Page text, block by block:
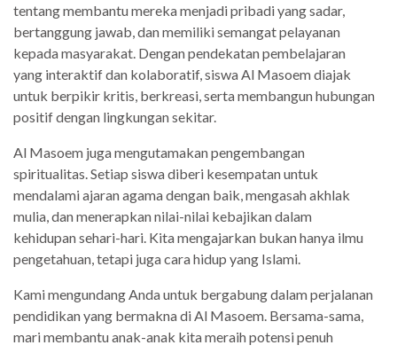
tentang membantu mereka menjadi pribadi yang sadar,
bertanggung jawab, dan memiliki semangat pelayanan
kepada masyarakat. Dengan pendekatan pembelajaran
yang interaktif dan kolaboratif, siswa Al Masoem diajak
untuk berpikir kritis, berkreasi, serta membangun hubungan
positif dengan lingkungan sekitar.
Al Masoem juga mengutamakan pengembangan
spiritualitas. Setiap siswa diberi kesempatan untuk
mendalami ajaran agama dengan baik, mengasah akhlak
mulia, dan menerapkan nilai-nilai kebajikan dalam
kehidupan sehari-hari. Kita mengajarkan bukan hanya ilmu
pengetahuan, tetapi juga cara hidup yang Islami.
Kami mengundang Anda untuk bergabung dalam perjalanan
pendidikan yang bermakna di Al Masoem. Bersama-sama,
mari membantu anak-anak kita meraih potensi penuh